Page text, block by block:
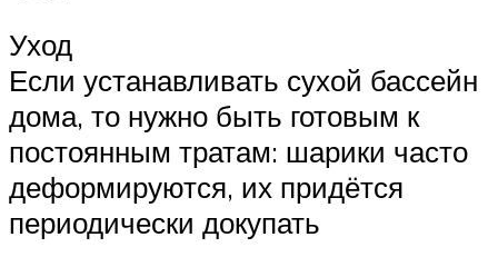
Уход
Если устанавливать сухой бассейн
дома, то нужно быть готовым к
постоянным тратам: шарики часто
деформируются, их придётся
периодически докупать